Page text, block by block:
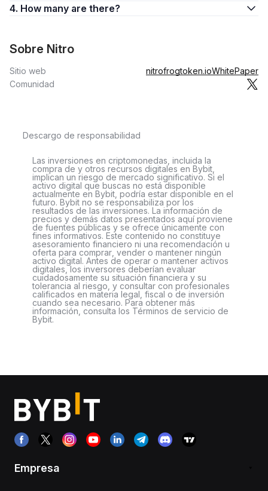
4. How many are there?
Sobre Nitro
Sitio web nitrofrogtoken.ioWhitePaper
Comunidad
Descargo de responsabilidad
Las inversiones en criptomonedas, incluida la
compra de y otros recursos digitales en Bybit,
implican un riesgo de mercado significativo. Si el
activo digital que buscas no está disponible
actualmente en Bybit, podría estar disponible en el
futuro. Bybit no se responsabiliza por los
resultados de las inversiones. La información de
precios y demás datos presentados aquí proviene
de fuentes públicas y se ofrece únicamente con
fines informativos. Este contenido no constituye
asesoramiento financiero ni una recomendación u
oferta para comprar, vender o mantener ningún
activo digital. Antes de operar o mantener activos
digitales, los inversores deberían evaluar
cuidadosamente su situación financiera y su
tolerancia al riesgo, y consultar con profesionales
calificados en materia legal, fiscal o de inversión
cuando sea necesario. Para obtener más
información, consulta los Términos de servicio de
Bybit.
Empresa